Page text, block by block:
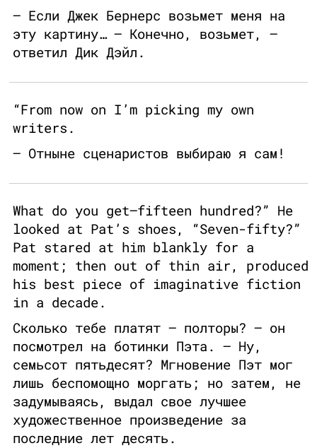
— Если Джек Бернерс возьмет меня на
эту картину… — Конечно, возьмет, —
ответил Дик Дэйл.
“From now on I’m picking my own
writers.
— Отныне сценаристов выбираю я сам!
What do you get—fifteen hundred?” He
looked at Pat’s shoes, “Seven-fifty?”
Pat stared at him blankly for a
moment; then out of thin air, produced
his best piece of imaginative fiction
in a decade.
Сколько тебе платят — полторы? — он
посмотрел на ботинки Пэта. — Ну,
семьсот пятьдесят? Мгновение Пэт мог
лишь беспомощно моргать; но затем, не
задумываясь, выдал свое лучшее
художественное произведение за
последние лет десять.